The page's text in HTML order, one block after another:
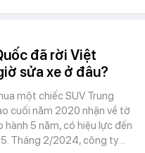
đã rời Việt
sửa xe ở đâu?
một chiếc SUV Trung
cuối năm 2020 nhận về tờ
hành 5 năm, có hiệu lực đến
Tháng 2/2024, công ty…